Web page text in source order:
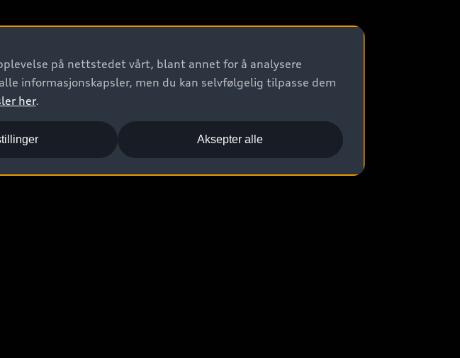
på nettstedet vårt, blant annet for å analysere
informasjonskapsler, men du kan selvfølgelig tilpasse dem
her.
Aksepter alle